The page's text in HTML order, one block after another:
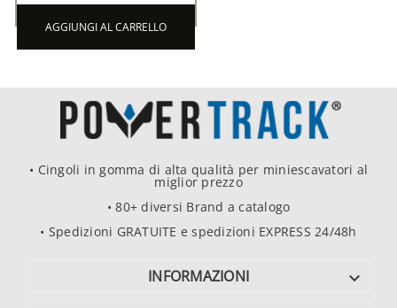
AGGIUNGI AL CARRELLO
• Cingoli in gomma di alta qualità per miniescavatori al
miglior prezzo
• 80+ diversi Brand a catalogo
• Spedizioni GRATUITE e spedizioni EXPRESS 24/48h
INFORMAZIONI 